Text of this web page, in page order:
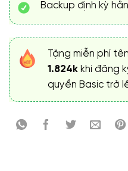
Backup định kỳ
Tặng miễn phí
1.824k khi đăng
quyền Basic trở